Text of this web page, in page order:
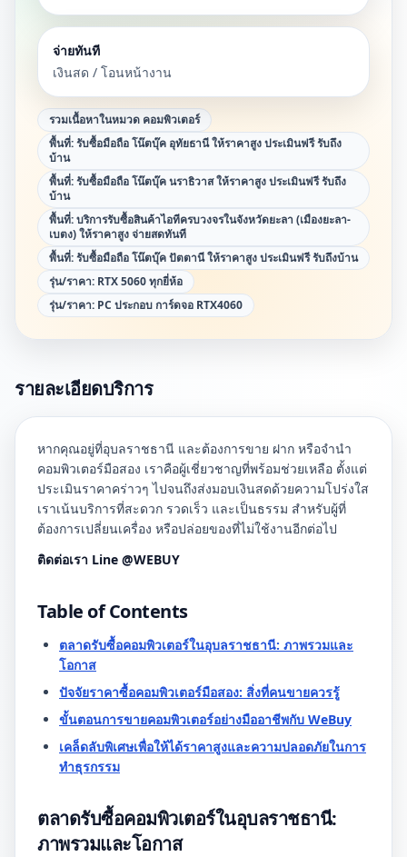
จ่ายทันที
เงินสด / โอนหน้างาน
รวมเนื้อหาในหมวด คอมพิวเตอร์
พื้นที่:รับซื้อมือถือ โน๊ตบุ๊ค อุทัยธานี ให้ราคาสูง ประเมินฟรี รับถึง
บ้าน
พื้นที่:รับซื้อมือถือ โน๊ตบุ๊ค นราธิวาส ให้ราคาสูง ประเมินฟรี รับถึง
บ้าน
พื้นที่:บริการรับซื้อสินค้าไอทีครบวงจรในจังหวัดยะลา (เมืองยะลา-
เบตง) ให้ราคาสูง จ่ายสดทันที
พื้นที่:รับซื้อมือถือ โน๊ตบุ๊ค ปัตตานี ให้ราคาสูง ประเมินฟรี รับถึงบ้าน
รุ่น/ราคา: RTX 5060 ทุกยี่ห้อ
รุ่น/ราคา: PC ประกอบ การ์ดจอ RTX4060
รายละเอียดบริการ
หากคุณอยู่ที่อุบลราชธานี และต้องการขาย ฝาก หรือจำนำ
คอมพิวเตอร์มือสอง เราคือผู้เชี่ยวชาญที่พร้อมช่วยเหลือ ตั้งแต่
ประเมินราคาคร่าวๆ ไปจนถึงส่งมอบเงินสดด้วยความโปร่งใส
เราเน้นบริการที่สะดวก รวดเร็ว และเป็นธรรม สำหรับผู้ที่
ต้องการเปลี่ยนเครื่อง หรือปล่อยของที่ไม่ใช้งานอีกต่อไป
ติดต่อเรา Line @WEBUY
Table of Contents
ตลาดรับซื้อคอมพิวเตอร์ในอุบลราชธานี: ภาพรวมและ
โอกาส
ปัจจัยราคาซื้อคอมพิวเตอร์มือสอง: สิ่งที่คนขายควรรู้
ขั้นตอนการขายคอมพิวเตอร์อย่างมืออาชีพกับ WeBuy
เคล็ดลับพิเศษเพื่อให้ได้ราคาสูงและความปลอดภัยในการ
ทำธุรกรรม
ตลาดรับซื้อคอมพิวเตอร์ในอุบลราชธานี:
ภาพรวมและโอกาส